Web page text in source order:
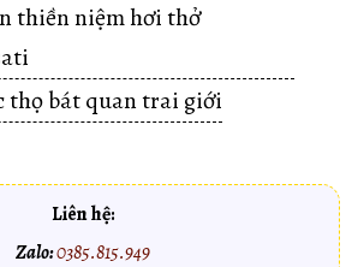
thiền niệm hơi thở
thọ bát quan trai giới
Liên hệ:
Zalo:0385.815.949